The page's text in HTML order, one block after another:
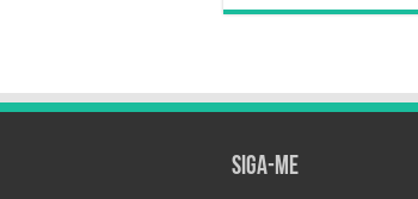
Siga-me